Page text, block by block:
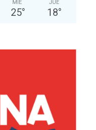
MIÉ
25°
JUE
18°